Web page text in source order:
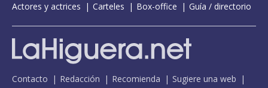
Actores y actrices
Carteles Box-office Guía / directorio
Contacto Redacción Recomienda
Sugiere una web